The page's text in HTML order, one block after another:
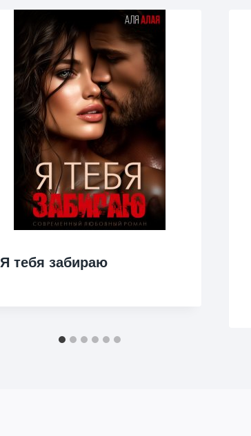
Я тебя забираю